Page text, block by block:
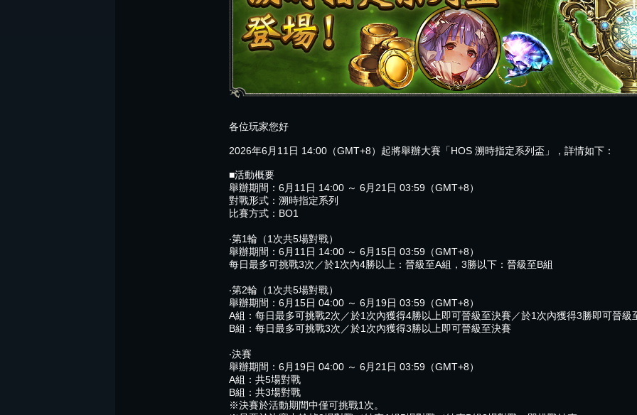
各位玩家您好
2026年6月11日 14:00（GMT+8）起將舉辦大賽「HOS 溯時指定系列盃」，詳情如下：
■活動概要
舉辦期間：6月11日 14:00 ～ 6月21日 03:59（GMT+8）
對戰形式：溯時指定系列
比賽方式：BO1
‧第1輪（1次共5場對戰）
舉辦期間：6月11日 14:00 ～ 6月15日 03:59（GMT+8）
每日最多可挑戰3次／於1次內4勝以上：晉級至A組，3勝以下：晉級至B組
‧第2輪（1次共5場對戰）
舉辦期間：6月15日 04:00 ～ 6月19日 03:59（GMT+8）
A組：每日最多可挑戰2次／於1次內獲得4勝以上即可晉級至決賽／於1次內獲得3勝即可晉級
B組：每日最多可挑戰3次／於1次內獲得3勝以上即可晉級至決賽
‧決賽
舉辦期間：6月19日 04:00 ～ 6月21日 03:59（GMT+8）
A組：共5場對戰
B組：共3場對戰
※決賽於活動期間中僅可挑戰1次。